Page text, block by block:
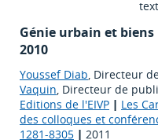
Génie urbain et
2010
Youssef Diab, Directeur
Vaquin, Directeur de
Editions de l'EIVP | Les
des colloques et
1281-8305 | 2011